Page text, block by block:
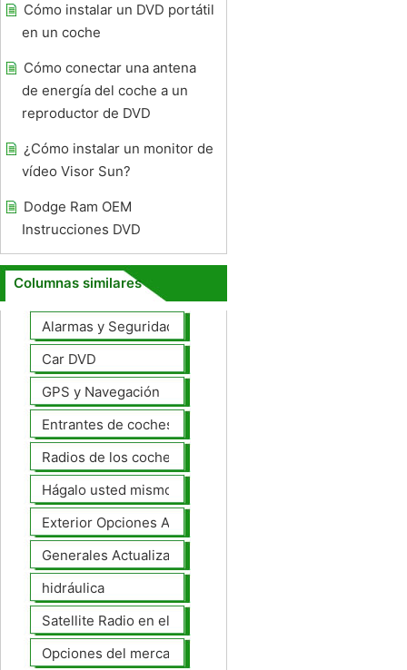
Cómo instalar un DVD portátil
en un coche
Cómo conectar una antena
de energía del coche a un
reproductor de DVD
¿Cómo instalar un monitor de
vídeo Visor Sun?
Dodge Ram OEM
Instrucciones DVD
Columnas similares
Alarmas y Seguridad
Car DVD
GPS y Navegación
Entrantes de coches
Radios de los coches
Hágalo usted mismo Mejoras Auto
Exterior Opciones Aftermarket
Generales Actualizaciones Auto
hidráulica
Satellite Radio en el tablero
Opciones del mercado de accesorios del interior